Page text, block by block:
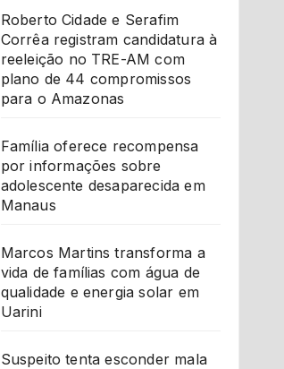
Roberto Cidade e Serafim
Corrêa registram candidatura à
reeleição no TRE-AM com
plano de 44 compromissos
para o Amazonas
Família oferece recompensa
por informações sobre
adolescente desaparecida em
Manaus
Marcos Martins transforma a
vida de famílias com água de
qualidade e energia solar em
Uarini
Suspeito tenta esconder mala